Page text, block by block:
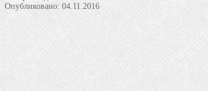
Опубликовано: 04.11.2016